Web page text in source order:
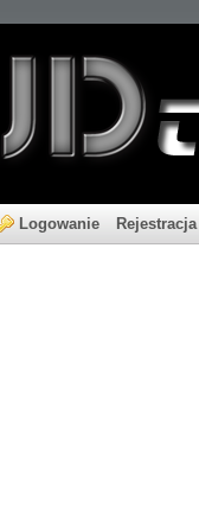
Logowanie Rejestracja